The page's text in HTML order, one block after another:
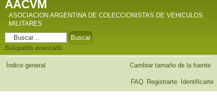
AACVM
ASOCIACION ARGENTINA DE COLECCIONISTAS DE VEHICULOS
MILITARES
Búsqueda avanzada
Índice general Cambiar tamaño de la fuente
FAQ Registrarte Identificarte